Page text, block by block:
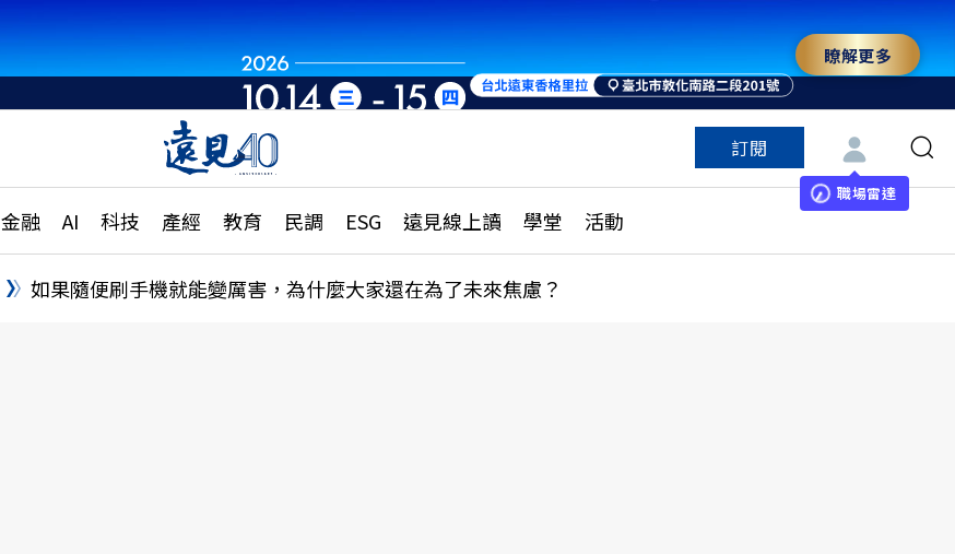
瞭解更多
訂閱
職場雷達
金融 AI 科技 產經 教育 民調 ESG 遠見線上讀 學堂 活動
國際
特輯
大學升學、職涯攻略
縣市施政調查全解析
更多訂閱方案
特色頻道
如果隨便刷手機就能變厲害，為什麼大家還在為了未來焦慮？